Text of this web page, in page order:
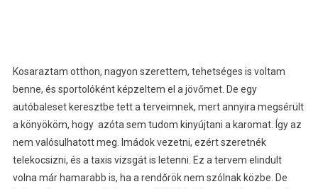
Kosaraztam otthon, nagyon szerettem, tehetséges is voltam
benne, és sportolóként képzeltem el a jövőmet. De egy
autóbaleset keresztbe tett a terveimnek, mert annyira megsérült
a könyököm, hogy azóta sem tudom kinyújtani a karomat. Így az
nem valósulhatott meg. Imádok vezetni, ezért szeretnék
telekocsizni, és a taxis vizsgát is letenni. Ez a tervem elindult
volna már hamarabb is, ha a rendőrök nem szólnak közbe. De